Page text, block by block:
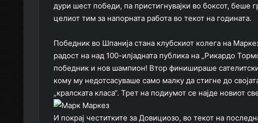
дури шест победи, па пристигнувајки во боксот, беше
целиот тим за напорната работа во текот на годината.
Победник во Шпанија стана клубскиот колега на
радост на над 100-илјадната публика на „Рикардо
победник и нов шампион! Втор финишираше
кому му недотсасуваше само малку да стигне до
„кралската класа“. Трет на подиумот се најде новиот
И покрај честитките за Довициозо, во текот на